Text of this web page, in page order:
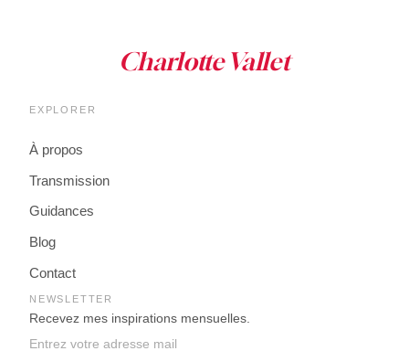
EXPLORER
À propos
Transmission
Guidances
Blog
Contact
NEWSLETTER
Recevez mes inspirations mensuelles.